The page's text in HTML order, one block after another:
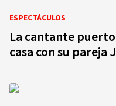
ESPECTÁCULOS
La cantante
casa con su pareja